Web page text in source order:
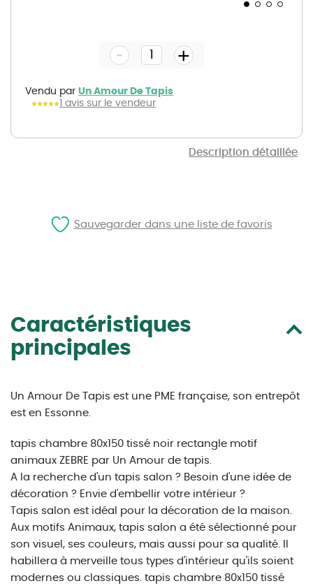
Description détaillée
gallery
Vendu par Un Amour De Tapis
1 avis sur le vendeur
- +
Caractéristiques
principales
Un Amour De Tapis est une PME française, son entrepôt
est en Essonne.
tapis chambre 80x150 tissé noir rectangle motif
animaux ZEBRE par Un Amour de tapis.
A la recherche d'un tapis salon ? Besoin d'une idée de
décoration ? Envie d'embellir votre intérieur ?
Tapis salon est idéal pour la décoration de la maison.
Aux motifs Animaux, tapis salon a été sélectionné pour
son visuel, ses couleurs, mais aussi pour sa qualité. Il
habillera à merveille tous types d'intérieur qu'ils soient
modernes ou classiques. tapis chambre 80x150 tissé
Sauvegarder dans une liste de favoris